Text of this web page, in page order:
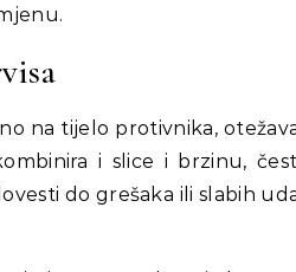
na tijelo protivnika,
i slice i brzinu,
do grešaka ili slabih